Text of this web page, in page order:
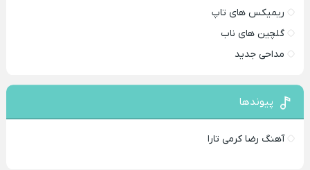
ریمیکس های تاپ
گلچین های ناب
مداحی جدید
پیوندها
آهنگ رضا کرمی تارا